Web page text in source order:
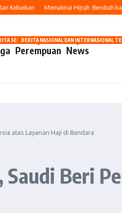
Memaknai Hijrah: Berubah
HARI INI
Perempuan
SEPUTAR KECANTIKAN WANITA
News
BERITA NASIONAL DAN INTERNASIONAL
atas Layanan Haji di Bandara
Beri